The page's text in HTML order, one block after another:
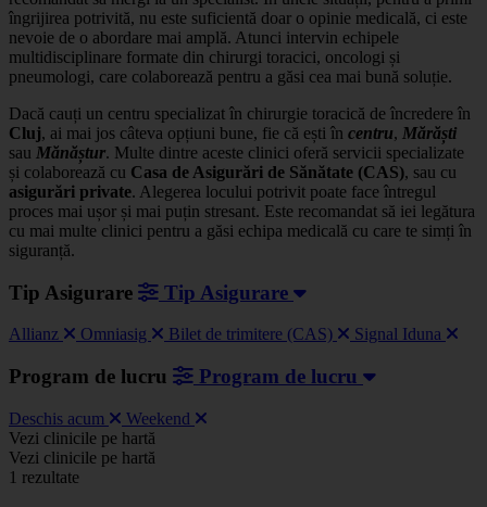
îngrijirea potrivită, nu este suficientă doar o opinie medicală, ci este
nevoie de o abordare mai amplă. Atunci intervin echipele
multidisciplinare formate din chirurgi toracici, oncologi și
pneumologi, care colaborează pentru a găsi cea mai bună soluție.
Dacă cauți un centru specializat în chirurgie toracică de încredere în
Cluj, ai mai jos câteva opțiuni bune, fie că ești în centru, Mărăști
sau Mănăștur. Multe dintre aceste clinici oferă servicii specializate
și colaborează cu Casa de Asigurări de Sănătate (CAS), sau cu
asigurări private. Alegerea locului potrivit poate face întregul
proces mai ușor și mai puțin stresant. Este recomandat să iei legătura
cu mai multe clinici pentru a găsi echipa medicală cu care te simți în
siguranță.
Tip Asigurare Tip Asigurare
Allianz Omniasig Bilet de trimitere (CAS) Signal Iduna
Program de lucru Program de lucru
Deschis acum Weekend
+
−
Vezi clinicile pe hartă
Vezi clinicile pe hartă
1 rezultate